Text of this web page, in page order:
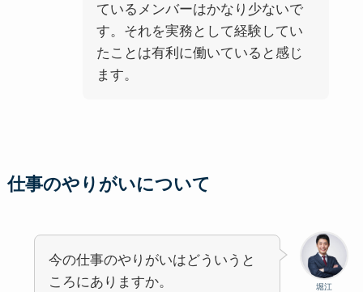
ているメンバーはかなり少ないで
す。それを実務として経験してい
たことは有利に働いていると感じ
ます。
仕事のやりがいについて
堀江
今の仕事のやりがいはどういうと
ころにありますか。